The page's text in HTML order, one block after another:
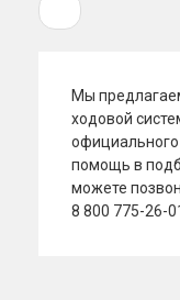
Мы
ходовой
помощь в
можете
8 800 775-26-